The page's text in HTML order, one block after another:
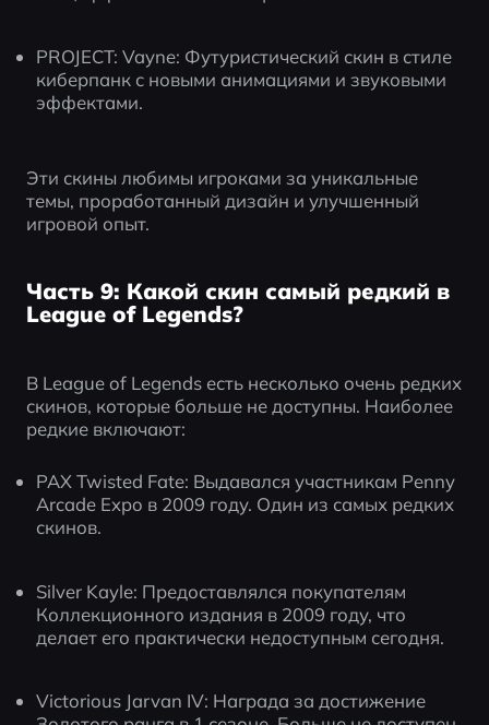
PROJECT: Vayne: Футуристический скин в стиле
киберпанк с новыми анимациями и звуковыми
эффектами.
Эти скины любимы игроками за уникальные
темы, проработанный дизайн и улучшенный
игровой опыт.
Часть 9: Какой скин самый редкий в
League of Legends?
В League of Legends есть несколько очень редких
скинов, которые больше не доступны. Наиболее
редкие включают:
PAX Twisted Fate: Выдавался участникам Penny
Arcade Expo в 2009 году. Один из самых редких
скинов.
Silver Kayle: Предоставлялся покупателям
Коллекционного издания в 2009 году, что
делает его практически недоступным сегодня.
Victorious Jarvan IV: Награда за достижение